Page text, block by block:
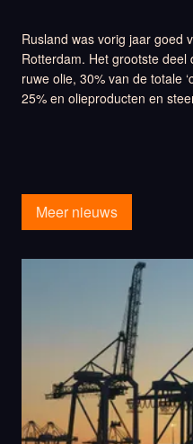
Rusland was vorig jaar goed
Rotterdam. Het grootste
ruwe olie, 30% van de totale
25% en olieproducten en
Meer nieuws